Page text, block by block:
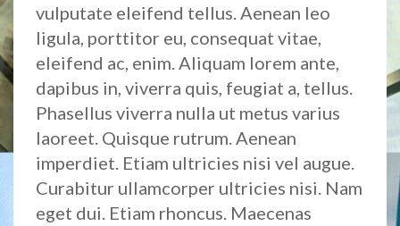
vulputate eleifend tellus. Aenean leo
ligula, porttitor eu, consequat vitae,
eleifend ac, enim. Aliquam lorem ante,
dapibus in, viverra quis, feugiat a, tellus.
Phasellus viverra nulla ut metus varius
laoreet. Quisque rutrum. Aenean
imperdiet. Etiam ultricies nisi vel augue.
Curabitur ullamcorper ultricies nisi. Nam
eget dui. Etiam rhoncus. Maecenas